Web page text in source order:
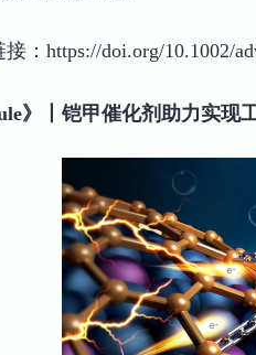
：https://doi.org/10.1002/
》丨铠甲催化剂助力实现